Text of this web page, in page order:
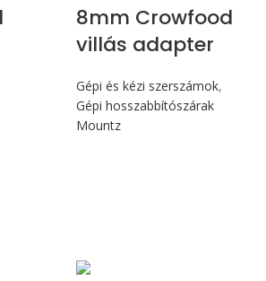
8mm Crowfood
villás adapter
Gépi és kézi szerszámok,
Gépi hosszabbítószárak
Mountz